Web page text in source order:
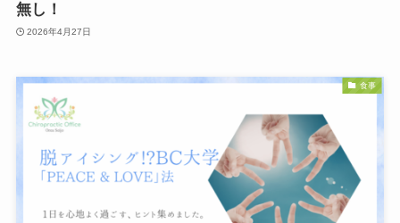
無し！
2026年4月27日
食事